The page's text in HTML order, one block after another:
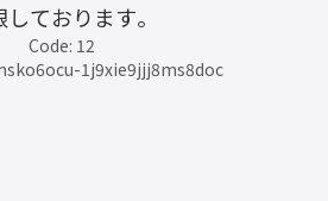
しております。
Code: 12
1j9xie9jjj8ms8doc